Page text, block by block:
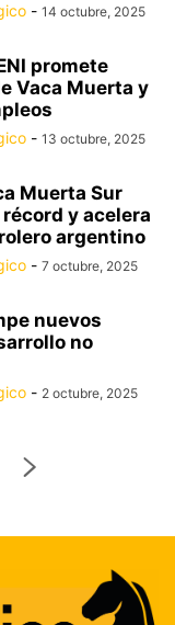
- 14 octubre, 2025
promete
Vaca Muerta y
- 13 octubre, 2025
Muerta Sur
y acelera
argentino
- 7 octubre, 2025
nuevos
no
- 2 octubre, 2025